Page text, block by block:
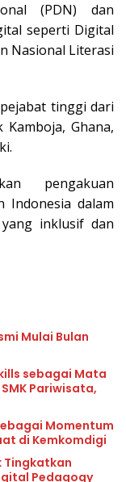
(PDN) dan
seperti Digital
Nasional Literasi
tinggi dari
Ghana,
pengakuan
Indonesia dalam
inklusif dan
Mulai Bulan
sebagai Mata
Pariwisata,
Momentum
di Kemkomdigi
Tingkatkan
Pedagogy